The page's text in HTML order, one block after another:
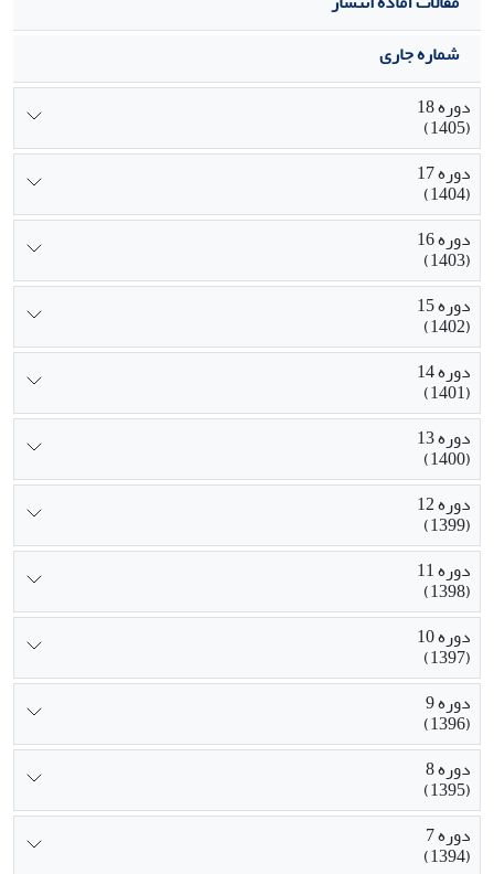
شماره جاری
دوره 18
(1405)
دوره 17
(1404)
دوره 16
(1403)
دوره 15
(1402)
دوره 14
(1401)
دوره 13
(1400)
دوره 12
(1399)
دوره 11
(1398)
دوره 10
(1397)
دوره 9
(1396)
دوره 8
(1395)
دوره 7
(1394)